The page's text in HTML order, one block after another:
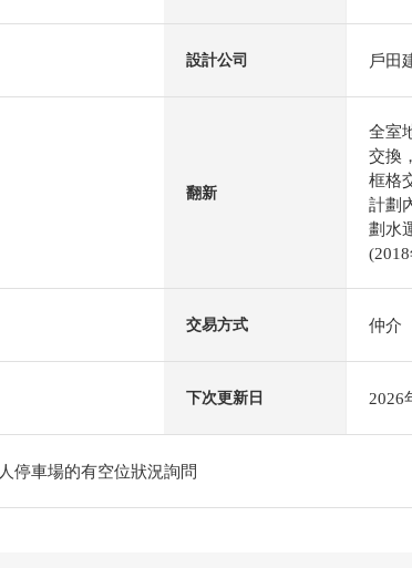
設計公司 戶田
翻新
全室
交換
框格
計劃
劃水
交易方式 仲介
下次更新日 2026
停車場的有空位狀況詢問